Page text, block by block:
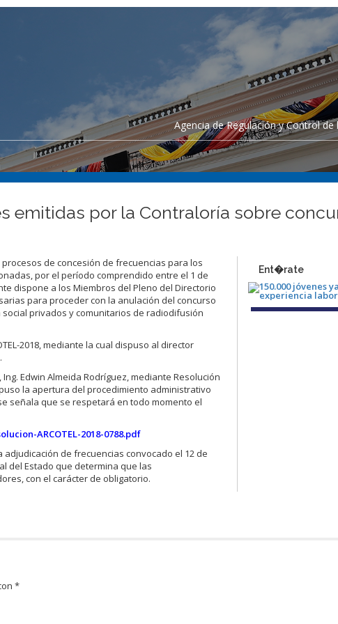
Agencia de Regulación y Control
emitidas por la Contraloría sobre
de concesión de frecuencias para los
por el período comprendido entre el 1 de
dispone a los Miembros del Pleno del Directorio
para proceder con la anulación del concurso
privados y comunitarios de radiodifusión
2018, mediante la cual dispuso al director
Edwin Almeida Rodríguez, mediante Resolución
la apertura del procedimiento administrativo
señala que se respetará en todo momento el
ARCOTEL-2018-0788.pdf
adjudicación de frecuencias convocado el 12 de
del Estado que determina que las
con el carácter de obligatorio.
Ent�rate
*